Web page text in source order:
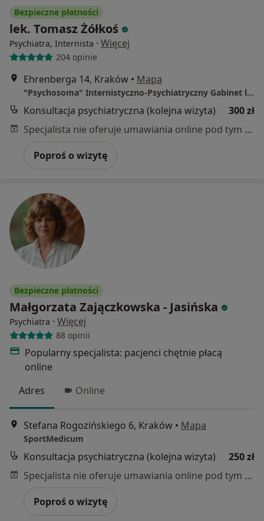
Bezpieczne płatności
lek. Tomasz Żółkoś
Psychiatra, Internista · Więcej
204 opinie
Ehrenberga 14, Kraków • Mapa
"Psychosoma" Internistyczno-Psychiatryczny Gabinet lekarski
Konsultacja psychiatryczna (kolejna wizyta)
300 zł
Specjalista nie oferuje umawiania online pod tym adresem.
Poproś o wizytę
Bezpieczne płatności
Małgorzata Zajączkowska - Jasińska
Psychiatra · Więcej
88 opinii
Popularny specjalista: pacjenci chętnie płacą
online
Adres
Online
Stefana Rogozińskiego 6, Kraków • Mapa
SportMedicum
Konsultacja psychiatryczna (kolejna wizyta)
250 zł
Specjalista nie oferuje umawiania online pod tym adresem.
Poproś o wizytę